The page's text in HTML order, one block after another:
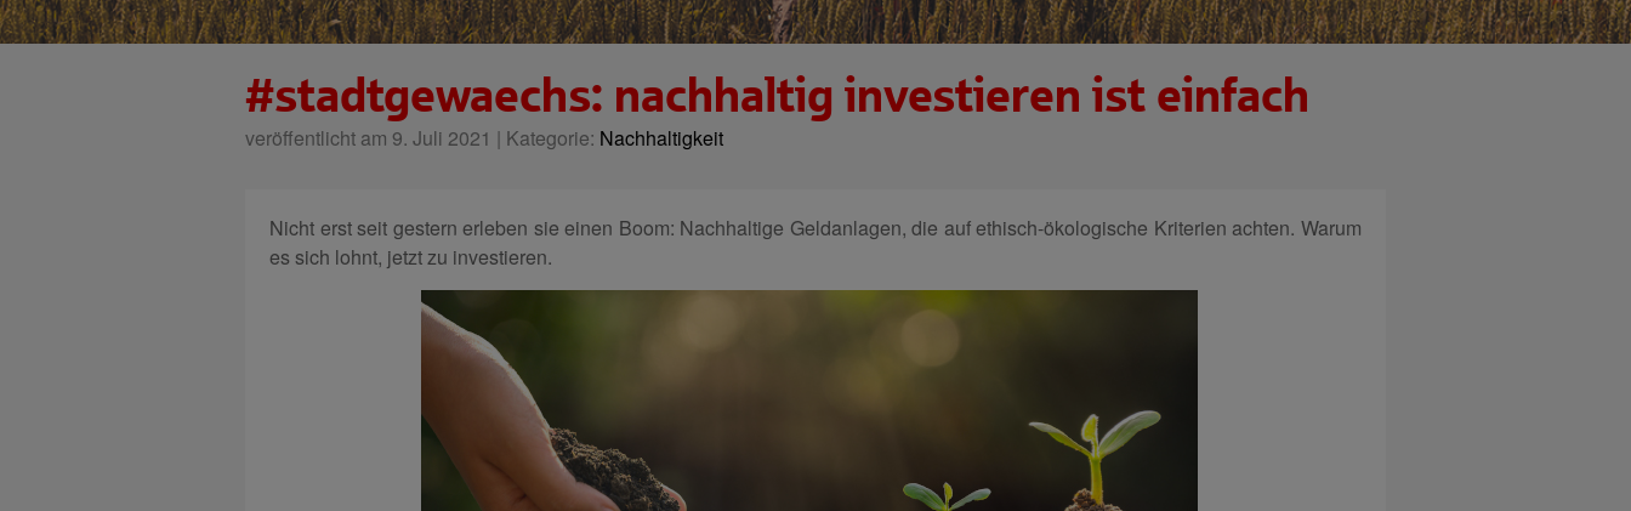
#stadtgewaechs: nachhaltig investieren ist einfach
veröffentlicht am 9. Juli 2021 | Kategorie: Nachhaltigkeit
Nicht erst seit gestern erleben sie einen Boom: Nachhaltige Geldanlagen, die auf ethisch-ökologische Kriterien achten. Warum
es sich lohnt, jetzt zu investieren.